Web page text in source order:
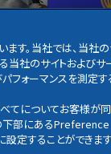
配信キャラクター
す。当社では、当社
当社のサイトおよび
フォーマンスを測定
てについてお客様が
下部にあるPreference
定することができます